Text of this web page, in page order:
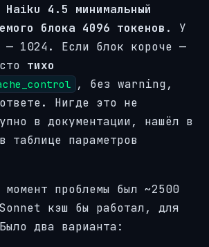
Haiku 4.5 минимальный
блока 4096 токенов . У
— 1024. Если блок короче —
тихо
, без warning,
Нигде это не
в документации, нашёл в
таблице параметров
момент проблемы был ~2500
кэш бы работал, для
два варианта: